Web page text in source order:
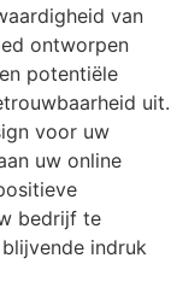
van
ontworpen
potentiële
uit.
voor uw
uw online
bedrijf te
indruk